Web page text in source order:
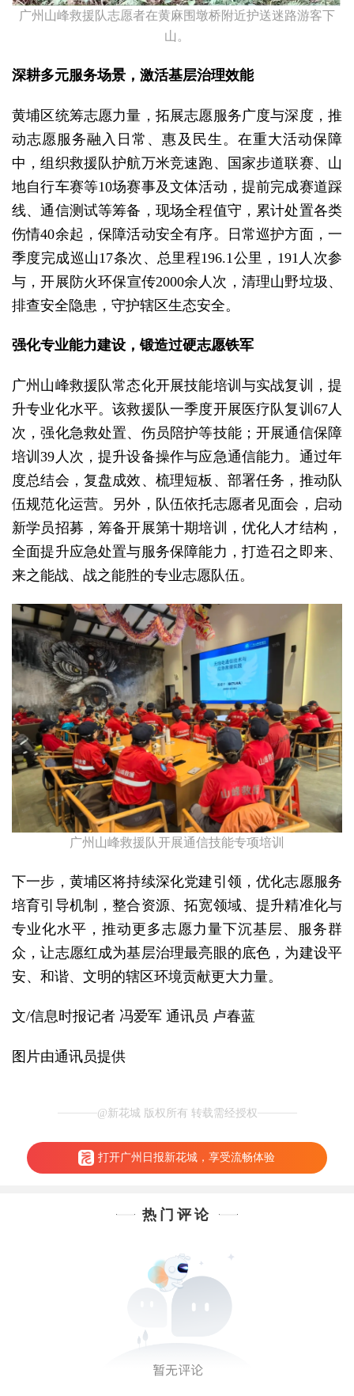
广州山峰救援队志愿者在黄麻围墩桥附近护送迷路游客下
山。
深耕多元服务场景，激活基层治理效能
黄埔区统筹志愿力量，拓展志愿服务广度与深度，推
动志愿服务融入日常、惠及民生。在重大活动保障
中，组织救援队护航万米竞速跑、国家步道联赛、山
地自行车赛等10场赛事及文体活动，提前完成赛道踩
线、通信测试等筹备，现场全程值守，累计处置各类
伤情40余起，保障活动安全有序。日常巡护方面，一
季度完成巡山17条次、总里程196.1公里，191人次参
与，开展防火环保宣传2000余人次，清理山野垃圾、
排查安全隐患，守护辖区生态安全。
强化专业能力建设，锻造过硬志愿铁军
广州山峰救援队常态化开展技能培训与实战复训，提
升专业化水平。该救援队一季度开展医疗队复训67人
次，强化急救处置、伤员陪护等技能；开展通信保障
培训39人次，提升设备操作与应急通信能力。通过年
度总结会，复盘成效、梳理短板、部署任务，推动队
伍规范化运营。另外，队伍依托志愿者见面会，启动
新学员招募，筹备开展第十期培训，优化人才结构，
全面提升应急处置与服务保障能力，打造召之即来、
来之能战、战之能胜的专业志愿队伍。
广州山峰救援队开展通信技能专项培训
下一步，黄埔区将持续深化党建引领，优化志愿服务
培育引导机制，整合资源、拓宽领域、提升精准化与
专业化水平，推动更多志愿力量下沉基层、服务群
众，让志愿红成为基层治理最亮眼的底色，为建设平
安、和谐、文明的辖区环境贡献更大力量。
文/信息时报记者 冯爱军 通讯员 卢春蓝
图片由通讯员提供
@新花城 版权所有 转载需经授权
打开广州日报新花城，享受流畅体验
热门评论